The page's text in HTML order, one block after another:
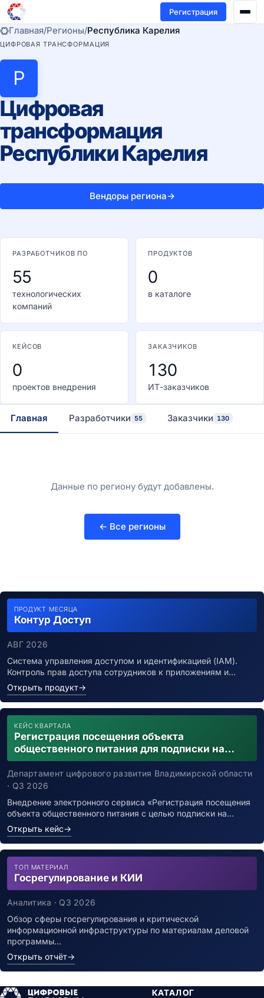
Регистрация
Главная/Регионы/Республика Карелия
ЦИФРОВАЯ ТРАНСФОРМАЦИЯ
Р
Цифровая
трансформация
Республики Карелия
Вендоры региона→
РАЗРАБОТЧИКОВ ПО
55
технологических
компаний
ПРОДУКТОВ
0
в каталоге
КЕЙСОВ
0
проектов внедрения
ЗАКАЗЧИКОВ
130
ИТ-заказчиков
Главная Разработчики 55 Заказчики 130
Данные по региону будут добавлены.
← Все регионы
ПРОДУКТ МЕСЯЦА
Контур Доступ
АВГ 2026
Система управления доступом и идентификацией (IAM).
Контроль прав доступа сотрудников к приложениям и…
Открыть продукт→
КЕЙС КВАРТАЛА
Регистрация посещения объекта
общественного питания для подписки на
уведомления о возможном контакте с
заболевшим новой коронавирусной
инфекцией
Департамент цифрового развития Владимирской области
· Q3 2026
Внедрение электронного сервиса «Регистрация посещения
объекта общественного питания с целью подписки на…
Открыть кейс→
ТОП МАТЕРИАЛ
Госрегулирование и КИИ
Аналитика · Q3 2026
Обзор сферы госрегулирования и критической
информационной инфраструктуры по материалам деловой
программы…
Открыть отчёт→
КАТАЛОГ